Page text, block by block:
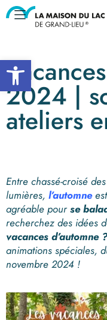
Ouvrir la barre d’outils
2024 |
ateliers
Entre chassé-croisé des
lumières, l’automne
agréable pourse
recherchez des idées
vacances d’automne
animations spéciales,
novembre 2024 !